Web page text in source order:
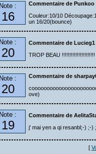
Note :
16
Commentaire de Punkoo
Couleur:10/10
un 16/20(bounce)
Note :
20
Commentaire de Lucieg1
TROP BEAU
Note :
20
Commentaire de
coooooooooooooooooooooo
ove)
Note :
19
Commentaire de
j' mai yen a qi resanbl;-) ;-
[